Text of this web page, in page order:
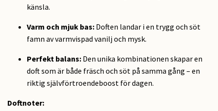
känsla.
Varm och mjuk bas: Doften landar i en trygg och söt
famn av varmvispad vanilj och mysk.
Perfekt balans: Den unika kombinationen skapar en
doft som är både fräsch och söt på samma gång – en
riktig självförtroendeboost för dagen.
Doftnoter: